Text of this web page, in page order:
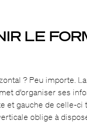
LE
? Peu importe.
d’organiser ses
et gauche de celle-ci
oblige à